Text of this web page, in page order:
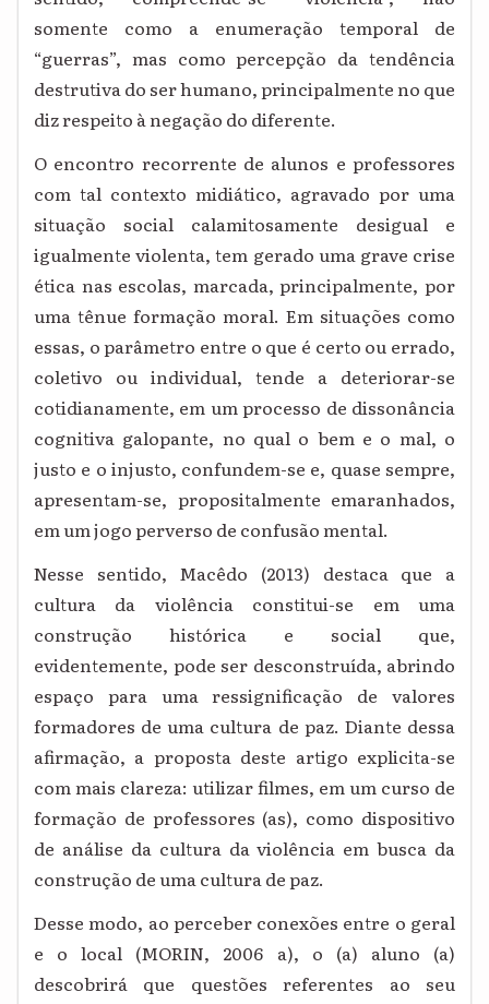
somente como a enumeração temporal de
“guerras”, mas como percepção da tendência
destrutiva do ser humano, principalmente no que
diz respeito à negação do diferente.
O encontro recorrente de alunos e professores
com tal contexto midiático, agravado por uma
situação social calamitosamente desigual e
igualmente violenta, tem gerado uma grave crise
ética nas escolas, marcada, principalmente, por
uma tênue formação moral. Em situações como
essas, o parâmetro entre o que é certo ou errado,
coletivo ou individual, tende a deteriorar-se
cotidianamente, em um processo de dissonância
cognitiva galopante, no qual o bem e o mal, o
justo e o injusto, confundem-se e, quase sempre,
apresentam-se, propositalmente emaranhados,
em um jogo perverso de confusão mental.
Nesse sentido, Macêdo (2013) destaca que a
cultura da violência constitui-se em uma
construção histórica e social que,
evidentemente, pode ser desconstruída, abrindo
espaço para uma ressignificação de valores
formadores de uma cultura de paz. Diante dessa
afirmação, a proposta deste artigo explicita-se
com mais clareza: utilizar filmes, em um curso de
formação de professores (as), como dispositivo
de análise da cultura da violência em busca da
construção de uma cultura de paz.
Desse modo, ao perceber conexões entre o geral
e o local (MORIN, 2006 a), o (a) aluno (a)
descobrirá que questões referentes ao seu